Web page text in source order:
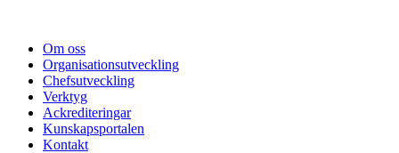
Om oss
Organisationsutveckling
Chefsutveckling
Verktyg
Ackrediteringar
Kunskapsportalen
Kontakt